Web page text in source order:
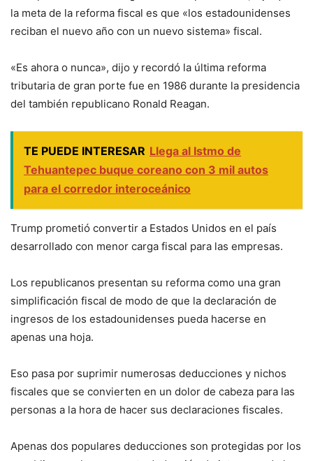
la meta de la reforma fiscal es que «los estadounidenses
reciban el nuevo año con un nuevo sistema» fiscal.
«Es ahora o nunca», dijo y recordó la última reforma
tributaria de gran porte fue en 1986 durante la presidencia
del también republicano Ronald Reagan.
TE PUEDE INTERESAR Llega al Istmo de
Tehuantepec buque coreano con 3 mil autos
para el corredor interoceánico
Trump prometió convertir a Estados Unidos en el país
desarrollado con menor carga fiscal para las empresas.
Los republicanos presentan su reforma como una gran
simplificación fiscal de modo de que la declaración de
ingresos de los estadounidenses pueda hacerse en
apenas una hoja.
Eso pasa por suprimir numerosas deducciones y nichos
fiscales que se convierten en un dolor de cabeza para las
personas a la hora de hacer sus declaraciones fiscales.
Apenas dos populares deducciones son protegidas por los